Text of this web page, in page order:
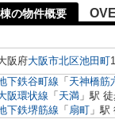
の物件概要
阪府大阪市北区池田町
下鉄谷町線 「 天神橋筋
阪環状線 「 天満 」駅
下鉄堺筋線 「 扇町 」駅